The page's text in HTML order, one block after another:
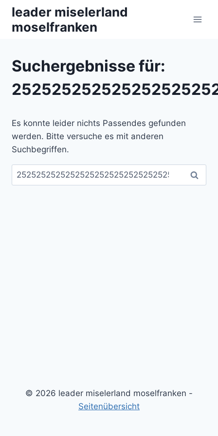
Zum
Inhalt
springen
leader miselerland
moselfranken
Suchergebnisse für:
Es konnte leider nichts Passendes gefunden
werden. Bitte versuche es mit anderen
Suchbegriffen.
Suchen
nach:
© 2026 leader miselerland moselfranken -
Seitenübersicht